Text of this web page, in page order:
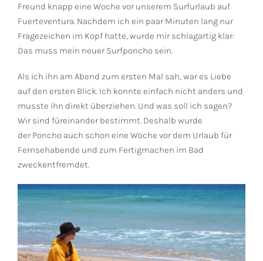
Freund knapp eine Woche vor unserem Surfurlaub auf
Fuerteventura. Nachdem ich ein paar Minuten lang nur
Fragezeichen im Kopf hatte, wurde mir schlagartig klar:
Das muss mein neuer Surfponcho sein.
Als ich ihn am Abend zum ersten Mal sah, war es Liebe
auf den ersten Blick. Ich konnte einfach nicht anders und
musste ihn direkt überziehen. Und was soll ich sagen?
Wir sind füreinander bestimmt. Deshalb wurde
der Poncho auch schon eine Woche vor dem Urlaub für
Fernsehabende und zum Fertigmachen im Bad
zweckentfremdet.